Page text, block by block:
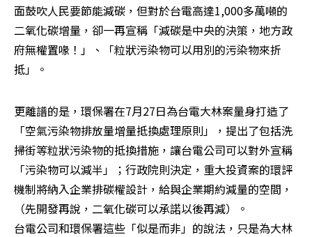
面鼓吹人民要節能減碳，但對於台電高達1,000多萬噸的
二氧化碳增量，卻一再宣稱「減碳是中央的決策，地方政
府無權置喙！」、「粒狀污染物可以用別的污染物來折
抵」。
更離譜的是，環保署在7月27日為台電大林案量身打造了
「空氣污染物排放量增量抵換處理原則」，提出了包括洗
掃街等粒狀污染物的抵換措施，讓台電公司可以對外宣稱
「污染物可以減半」；行政院則決定，重大投資案的環評
機制將納入企業排碳權設計，給與企業期約減量的空間，
（先開發再說，二氧化碳可以承諾以後再減）。
台電公司和環保署這些「似是而非」的說法，只是為大林